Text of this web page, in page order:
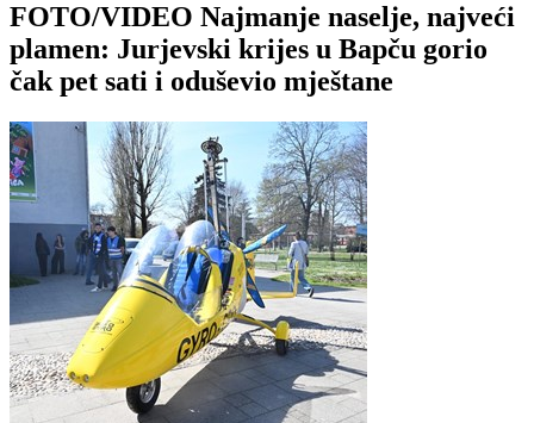
FOTO/VIDEO Najmanje naselje, najveći
plamen: Jurjevski krijes u Bapču gorio
čak pet sati i oduševio mještane